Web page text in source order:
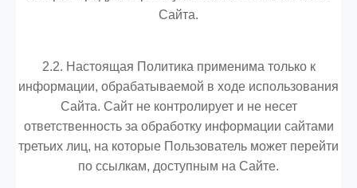
Сайта.
2.2. Настоящая Политика применима только к
информации, обрабатываемой в ходе использования
Сайта. Сайт не контролирует и не несет
ответственность за обработку информации сайтами
третьих лиц, на которые Пользователь может перейти
по ссылкам, доступным на Сайте.